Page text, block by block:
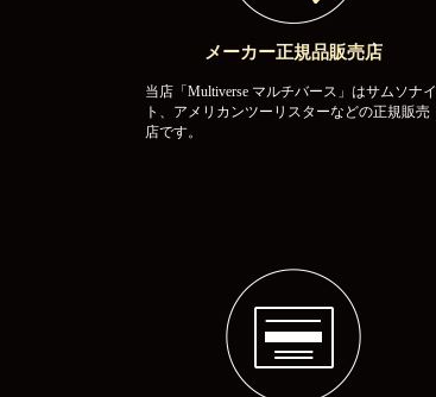
メーカー正規品販売店
当店「Multiverse マルチバース」はサムソナイ
ト、アメリカンツーリスターなどの正規販売
店です。